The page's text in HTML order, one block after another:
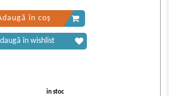
in stoc
în coș
în wishlist